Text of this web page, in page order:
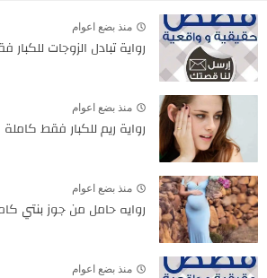
منذ بضع اعوام
رواية تبادل الزوجات
منذ بضع اعوام
رواية ريم للكبار فقط كاملة
منذ بضع اعوام
روايه حامل من جوز بنتي
منذ بضع اعوام